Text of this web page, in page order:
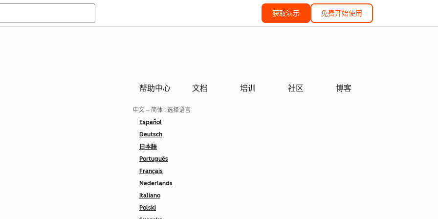
获取演示 免费开始使用
帮助中心 文档 培训 社区 博客
中文 – 简体 : 选择语言
Español
Deutsch
日本語
Português
Français
Nederlands
Italiano
Polski